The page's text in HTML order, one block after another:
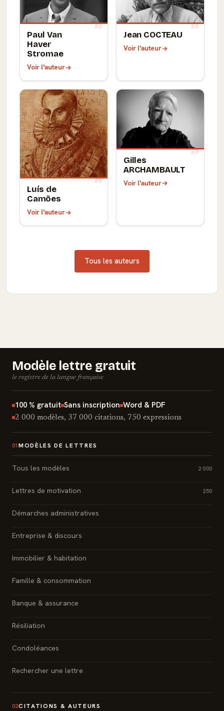
Paul Van
Haver
Stromae
Voir l'auteur
Jean COCTEAU
Voir l'auteur
Luís de
Camões
Voir l'auteur
Gilles
ARCHAMBAULT
Voir l'auteur
Tous les auteurs
Modèle lettre gratuit
le registre de la langue française
100 % gratuit Sans inscription Word & PDF
2 000 modèles, 37 000 citations, 750 expressions
01 MODÈLES DE LETTRES
Tous les modèles 2 000
Lettres de motivation 250
Démarches administratives
Entreprise & discours
Immobilier & habitation
Famille & consommation
Banque & assurance
Résiliation
Condoléances
Rechercher une lettre
02CITATIONS & AUTEURS